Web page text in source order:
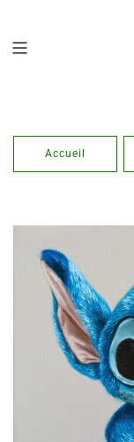
contenu
Accueil